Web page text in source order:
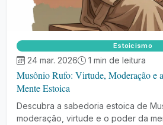
Estoicismo
24 mar. 2026 1 min de leitura
Musônio Rufo: Virtude, Moderação e
Mente Estoica
Descubra a sabedoria estoica de
moderação, virtude e o poder da